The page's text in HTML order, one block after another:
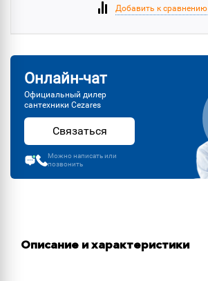
Добавить к сравнению
Онлайн-чат
Официальный дилер
сантехники Cezares
Связаться
Можно написать или
позвонить
Описание и характеристики